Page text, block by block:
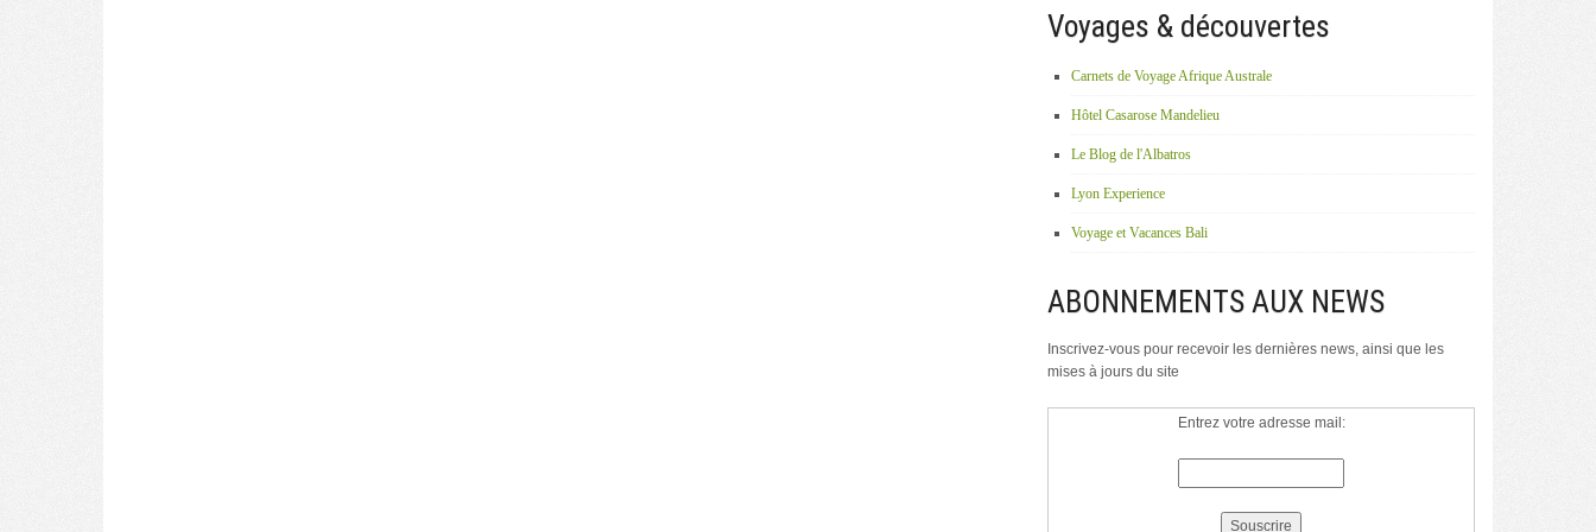
Voyages & découvertes
Carnets de Voyage Afrique Australe
Hôtel Casarose Mandelieu
Le Blog de l'Albatros
Lyon Experience
Voyage et Vacances Bali
ABONNEMENTS AUX NEWS
Inscrivez-vous pour recevoir les dernières news, ainsi que les
mises à jours du site
Entrez votre adresse mail: